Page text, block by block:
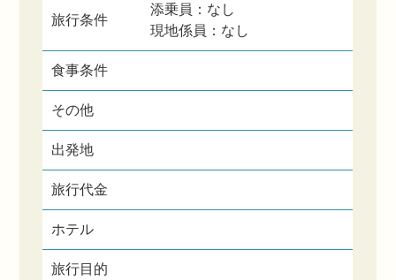
旅行条件
添乗員：なし
現地係員：なし
食事条件
その他
出発地
旅行代金
ホテル
旅行目的